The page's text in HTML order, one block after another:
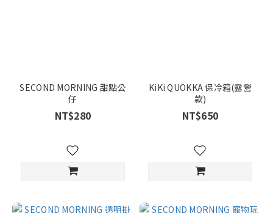
SECOND MORNING 甜點公
仔
NT$280
KiKi QUOKKA 保冷箱(露營
款)
NT$650